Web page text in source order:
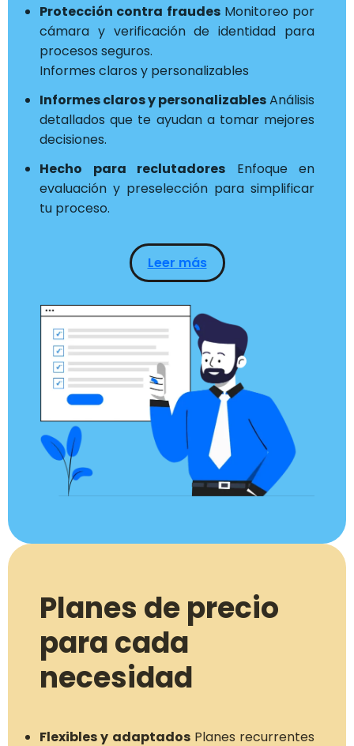
Protección contra fraudesMonitoreo por
cámara y verificación de identidad para
procesos seguros.
Informes claros y personalizables
Informes claros y personalizablesAnálisis
detallados que te ayudan a tomar mejores
decisiones.
Hecho para reclutadores Enfoque en
evaluación y preselección para simplificar
tu proceso.
Leer más
Planes de precio
para cada
necesidad
Flexibles y adaptadosPlanes recurrentes